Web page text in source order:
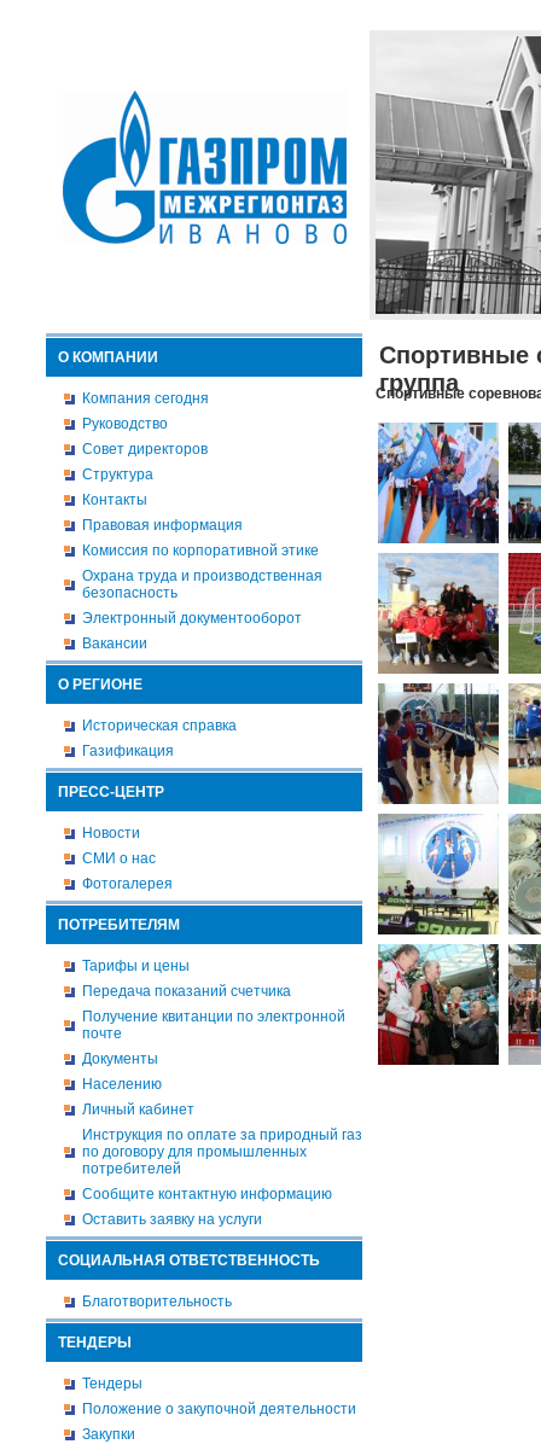
О КОМПАНИИ
Компания сегодня
Руководство
Совет директоров
Структура
Контакты
Правовая информация
Комиссия по корпоративной этике
Охрана труда и производственная
безопасность
Электронный документооборот
Вакансии
О РЕГИОНЕ
Историческая справка
Газификация
ПРЕСС-ЦЕНТР
Новости
СМИ о нас
Фотогалерея
ПОТРЕБИТЕЛЯМ
Тарифы и цены
Передача показаний счетчика
Получение квитанции по электронной
почте
Документы
Населению
Личный кабинет
Инструкция по оплате за природный газ
по договору для промышленных
потребителей
Сообщите контактную информацию
Оставить заявку на услуги
СОЦИАЛЬНАЯ ОТВЕТСТВЕННОСТЬ
Благотворительность
ТЕНДЕРЫ
Тендеры
Положение о закупочной деятельности
Закупки
Спортивные
группа
Спортивные